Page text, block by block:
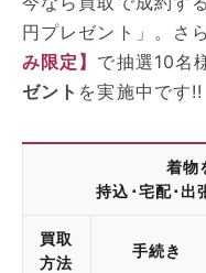
円プレゼント」。さ
み限定】 で抽選10名
ゼント を実施中です!!
着物
持込･宅配･出
買取
方法
手続き